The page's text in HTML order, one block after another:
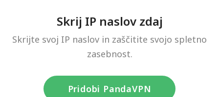
Skrij IP naslov zdaj
Skrijte svoj IP naslov in zaščitite svojo spletno
zasebnost.
Pridobi PandaVPN